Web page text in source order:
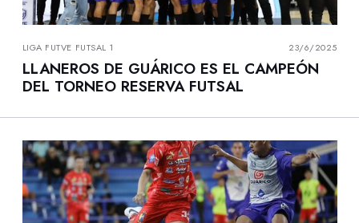
LIGA FUTVE FUTSAL 1 23/6/2025
LLANEROS DE GUÁRICO ES EL CAMPEÓN
DEL TORNEO RESERVA FUTSAL